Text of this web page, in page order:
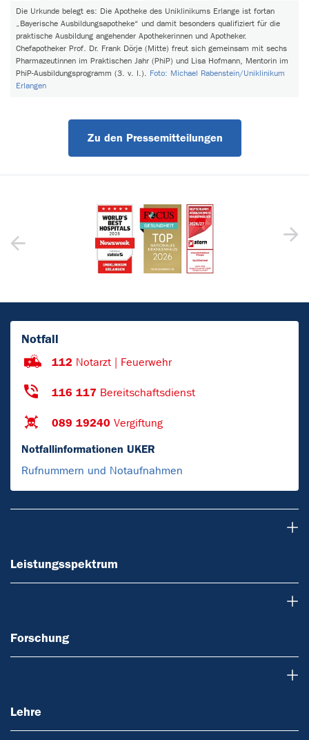
Die Urkunde belegt es: Die Apotheke des Uniklinikums Erlange ist fortan
„Bayerische Ausbildungsapotheke“ und damit besonders qualifiziert für die
praktische Ausbildung angehender Apothekerinnen und Apotheker.
Chefapotheker Prof. Dr. Frank Dörje (Mitte) freut sich gemeinsam mit sechs
Pharmazeutinnen im Praktischen Jahr (PhiP) und Lisa Hofmann, Mentorin im
PhiP-Ausbildungsprogramm (3. v. l.). Foto: Michael Rabenstein/Uniklinikum
Erlangen
Zu den Pressemitteilungen
Notfall
112 Notarzt | Feuerwehr
116 117 Bereitschaftsdienst
089 19240 Vergiftung
Notfallinformationen UKER
Rufnummern und Notaufnahmen
Leistungsspektrum
Forschung
Lehre